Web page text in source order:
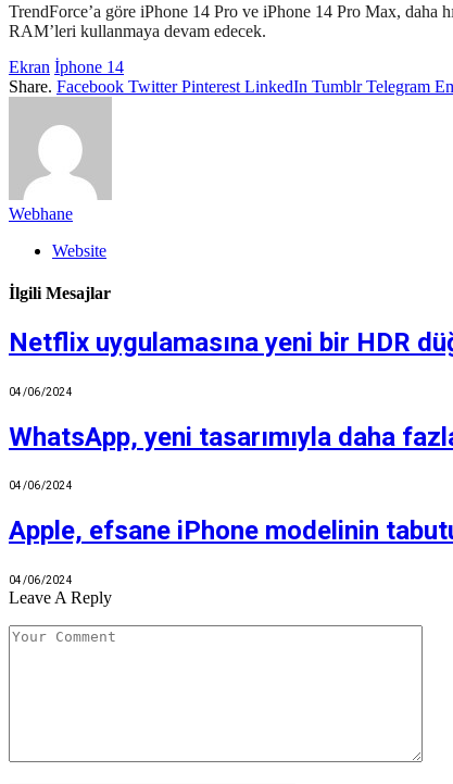
TrendForce’a göre iPhone 14 Pro ve iPhone 14 Pro Max,
RAM’leri kullanmaya devam edecek.
Ekran İphone 14
Share. Facebook Twitter Pinterest LinkedIn Tumblr Telegram
Webhane
Website
İlgili Mesajlar
Netflix uygulamasına yeni bir HDR
04/06/2024
WhatsApp, yeni tasarımıyla daha
04/06/2024
Apple, efsane iPhone modelinin
04/06/2024
Leave A Reply